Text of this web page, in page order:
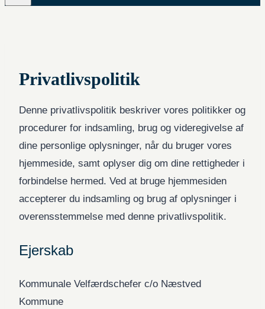
Privatlivspolitik
Denne privatlivspolitik beskriver vores politikker og
procedurer for indsamling, brug og videregivelse af
dine personlige oplysninger, når du bruger vores
hjemmeside, samt oplyser dig om dine rettigheder i
forbindelse hermed. Ved at bruge hjemmesiden
accepterer du indsamling og brug af oplysninger i
overensstemmelse med denne privatlivspolitik.
Ejerskab
Kommunale Velfærdschefer c/o Næstved
Kommune